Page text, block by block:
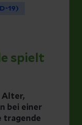
19)
spielt
Alter,
bei einer
tragende